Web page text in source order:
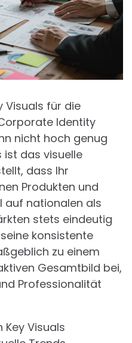
Visuals für die
Identity
nicht hoch genug
ist das visuelle
dass Ihr
Produkten und
auf nationalen als
stets eindeutig
konsistente
zu einem
Gesamtbild bei,
Professionalität
Key Visuals